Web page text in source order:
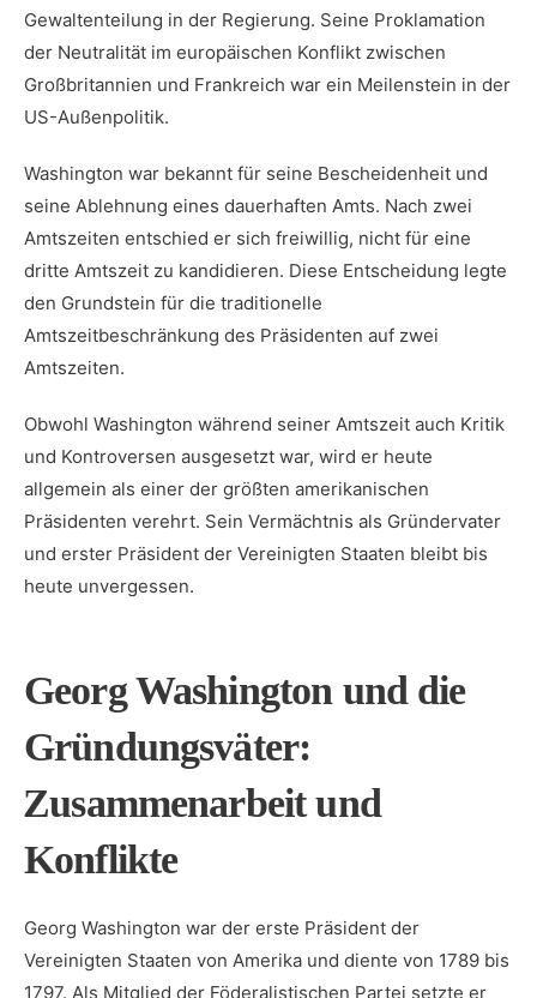
Gewaltenteilung in der Regierung.⁤ Seine Proklamation⁢
der⁣ Neutralität im europäischen Konflikt ⁣zwischen
Großbritannien​ und Frankreich war ein Meilenstein in der
US-Außenpolitik.
Washington war bekannt ⁣für seine Bescheidenheit ‍und
seine Ablehnung eines dauerhaften Amts.⁢ Nach zwei
Amtszeiten entschied ‌er sich freiwillig,⁤ nicht für eine
dritte Amtszeit ⁢zu kandidieren. Diese‍ Entscheidung legte
den ​Grundstein⁤ für⁤ die traditionelle⁢
Amtszeitbeschränkung des‍ Präsidenten auf zwei
Amtszeiten.
Obwohl Washington während ‍seiner Amtszeit ⁣auch Kritik⁣
und​ Kontroversen ausgesetzt ⁣war, wird er⁤ heute‌
allgemein als einer der ⁢größten amerikanischen
⁢Präsidenten ​verehrt. Sein ‌Vermächtnis als ⁣Gründervater
und erster⁤ Präsident​ der Vereinigten Staaten bleibt bis
heute unvergessen.
Georg Washington‍ und die
Gründungsväter:
⁤Zusammenarbeit und
Konflikte
Georg Washington war der ‍erste Präsident der
Vereinigten Staaten von ⁣Amerika und diente von 1789 bis
⁣1797.⁢ Als Mitglied der Föderalistischen⁣ Partei setzte‌ er